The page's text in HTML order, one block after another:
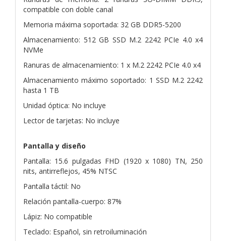
compatible con doble canal
Memoria máxima soportada: 32 GB DDR5-5200
Almacenamiento: 512 GB SSD M.2 2242 PCIe 4.0 x4
NVMe
Ranuras de almacenamiento: 1 x M.2 2242 PCIe 4.0 x4
Almacenamiento máximo soportado: 1 SSD M.2 2242
hasta 1 TB
Unidad óptica: No incluye
Lector de tarjetas: No incluye
Pantalla y diseño
Pantalla: 15.6 pulgadas FHD (1920 x 1080) TN, 250
nits, antirreflejos, 45% NTSC
Pantalla táctil: No
Relación pantalla-cuerpo: 87%
Lápiz: No compatible
Teclado: Español, sin retroiluminación